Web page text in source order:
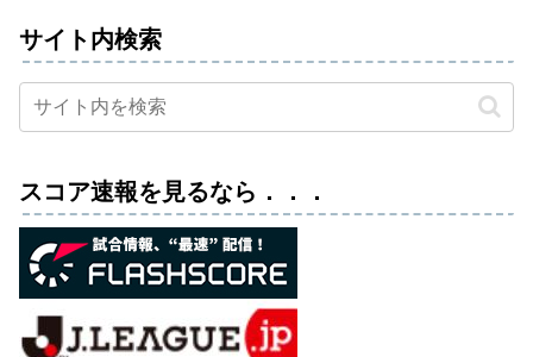
サイト内検索
スコア速報を見るなら．．．